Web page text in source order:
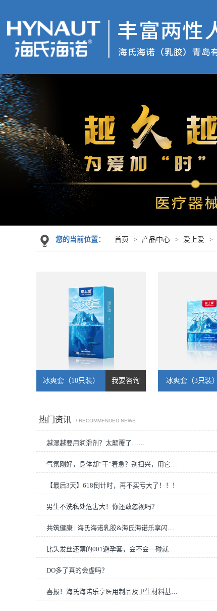
您的当前位置： 首页 > 产品中心 > 爱上爱 >
冰爽套（10只装） 我要咨询 冰爽套（3只装）
热门资讯 / RECOMMENDED NEWS
越湿越要用润滑剂？太颠覆了……
气氛刚好，身体却“干”着急？别扫兴，用它丝滑深入~
【最后3天】618倒计时，再不买亏大了！！！
男生不洗私处危害大！你还敢忽视吗？
共筑健康 | 海氏海诺乳胶&海氏海诺乐享闪耀亮相20
比头发丝还薄的001避孕套，会不会一碰就破？
DO多了真的会虚吗？
喜报！海氏海诺乐享医用制品及卫生材料基地项目奠基仪式圆满举行